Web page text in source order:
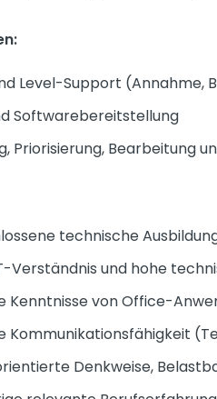
Level-Support
Softwarebereitstellung
Priorisierung, Bearbeitung
technische
Verständnis und hohe
Kenntnisse von Office-
Kommunikationsfähigkeit
Denkweise,